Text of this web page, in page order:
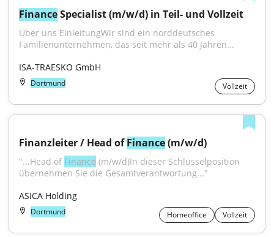
Finance Specialist (m/w/d) in Teil- und Vollzeit
Über uns EinleitungWir sind ein norddeutsches
Familienunternehmen, das seit mehr als 40 Jahren...
ISA-TRAESKO GmbH
Dortmund Vollzeit
Finanzleiter / Head of Finance (m/w/d)
"...Head of Finance (m/w/d)In dieser Schlüsselposition
übernehmen Sie die Gesamtverantwortung..."
ASICA Holding
Dortmund Homeoffice Vollzeit